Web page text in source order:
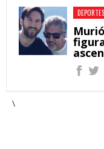
DEPORTES
\